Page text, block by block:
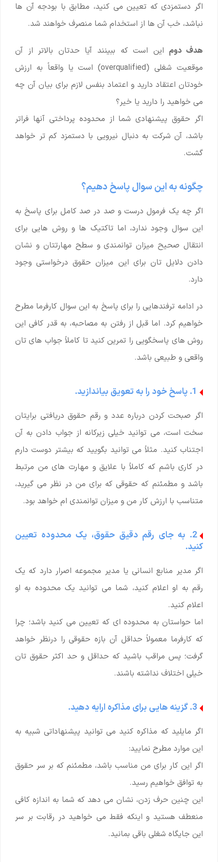
اگر دستمزدی که تعیین می کنید، مطابق با بودجه آن ها
نباشد، خب آن ها از استخدام شما منصرف خواهند شد.
هدف دوم این است که ببینند آیا حدتان بالاتر از آن
موقعیت شغلی (overqualified) است یا واقعاً به ارزش
خودتان اعتقاد دارید و اعتماد بنفس لازم برای بیان آن چه
می خواهید را دارید یا خیر؟
اگر حقوق پیشنهادی شما از محدوده پرداختی آنها فراتر
باشد، آن شرکت به دنبال نیرویی با دستمزد کم تر خواهد
گشت.
چگونه به این سوال پاسخ دهیم؟
اگر چه یک فرمول درست و صد در صد کامل برای پاسخ به
این سوال وجود ندارد، اما تاکتیک ها و روش هایی برای
انتقال صحیح میزان توانمندی و سطح مهارتتان و نشان
دادن دلایل تان برای این میزان حقوق درخواستی وجود
دارد.
در ادامه ترفندهایی را برای پاسخ به این سوال کارفرما مطرح
خواهیم کرد. اما قبل از رفتن به مصاحبه، به قدر کافی این
روش های پاسخگویی را تمرین کنید تا کاملاً جواب های تان
واقعی و طبیعی باشد.
1. پاسخ خود را به تعویق بیاندازید.
اگر صبحت کردن درباره عدد و رقم حقوق دریافتی برایتان
سخت است، می توانید خیلی زیرکانه از جواب دادن به آن
اجتناب کنید. مثلاً می توانید بگویید که بیشتر دوست دارم
در کاری باشم که کاملاً با علایق و مهارت های من مرتبط
باشد و مطمئنم که حقوقی که برای من در نظر می گیرید،
متناسب با ارزش کار من و میزان توانمندی ام خواهد بود.
2. به جای رقم دقیق حقوق، یک محدوده تعیین
کنید.
اگر مدیر منابع انسانی یا مدیر مجموعه اصرار دارد که یک
رقم به او اعلام کنید، شما می توانید یک محدوده به او
اعلام کنید.
اما حواستان به محدوده ای که تعیین می کنید باشد؛ چرا
که کارفرما معمولاً حداقل آن بازه حقوقی را درنظر خواهد
گرفت؛ پس مراقب باشید که حداقل و حد اکثر حقوق تان
خیلی اختلاف نداشته باشند.
3. گزینه هایی برای مذاکره ارایه دهید.
اگر مایلید که مذاکره کنید می توانید پیشنهاداتی شبیه به
این موارد مطرح نمایید:
اگر این کار برای من مناسب باشد، مطمئنم که بر سر حقوق
به توافق خواهیم رسید.
این چنین حرف زدن، نشان می دهد که شما به اندازه کافی
منعطف هستید و اینکه فقط می خواهید در رقابت بر سر
این جایگاه شغلی باقی بمانید.